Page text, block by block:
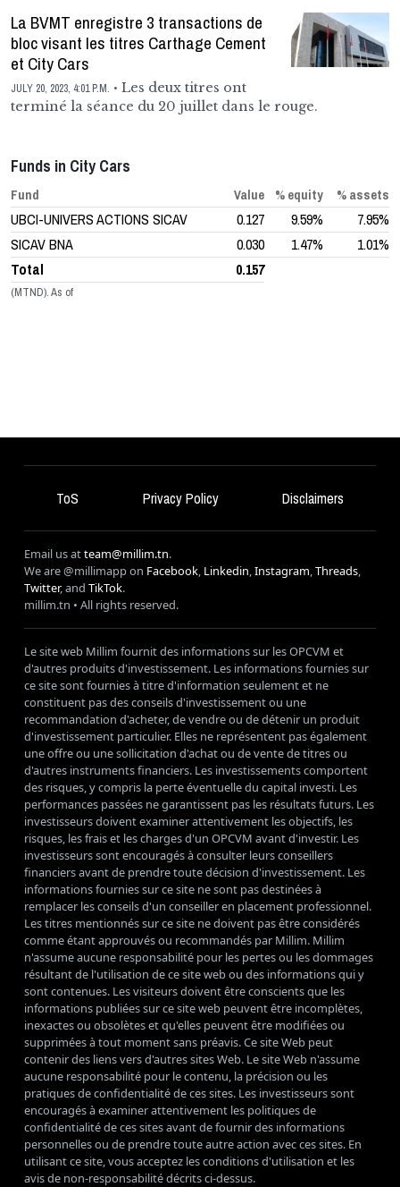
La BVMT enregistre 3 transactions de
bloc visant les titres Carthage Cement
et City Cars
JULY 20, 2023, 4:01 P.M.
Les deux titres ont
terminé la séance du 20 juillet dans le rouge.
Funds in City Cars
(MTND). As of
Fund Value % equity % assets
UBCI-UNIVERS ACTIONS SICAV 0.127 9.59%
7.95%
SICAV BNA
0.030 1.47%
1.01%
Total
0.157
ToS Privacy Policy Disclaimers
Email us atteam@millim.tn.
We are @millimapp on Facebook, Linkedin,Instagram,Threads,
Twitter, and TikTok.
millim.tn • All rights reserved.
Le site web Millim fournit des informations sur les OPCVM et
d'autres produits d'investissement. Les informations fournies sur
ce site sont fournies à titre d'information seulement et ne
constituent pas des conseils d'investissement ou une
recommandation d'acheter, de vendre ou de détenir un produit
d'investissement particulier. Elles ne représentent pas également
une offre ou une sollicitation d'achat ou de vente de titres ou
d'autres instruments financiers. Les investissements comportent
des risques, y compris la perte éventuelle du capital investi. Les
performances passées ne garantissent pas les résultats futurs. Les
investisseurs doivent examiner attentivement les objectifs, les
risques, les frais et les charges d'un OPCVM avant d'investir. Les
investisseurs sont encouragés à consulter leurs conseillers
financiers avant de prendre toute décision d'investissement. Les
informations fournies sur ce site ne sont pas destinées à
remplacer les conseils d'un conseiller en placement professionnel.
Les titres mentionnés sur ce site ne doivent pas être considérés
comme étant approuvés ou recommandés par Millim. Millim
n'assume aucune responsabilité pour les pertes ou les dommages
résultant de l'utilisation de ce site web ou des informations qui y
sont contenues. Les visiteurs doivent être conscients que les
informations publiées sur ce site web peuvent être incomplètes,
inexactes ou obsolètes et qu'elles peuvent être modifiées ou
supprimées à tout moment sans préavis. Ce site Web peut
contenir des liens vers d'autres sites Web. Le site Web n'assume
aucune responsabilité pour le contenu, la précision ou les
pratiques de confidentialité de ces sites. Les investisseurs sont
encouragés à examiner attentivement les politiques de
confidentialité de ces sites avant de fournir des informations
personnelles ou de prendre toute autre action avec ces sites. En
utilisant ce site, vous acceptez les conditions d'utilisation et les
avis de non-responsabilité décrits ci-dessus.